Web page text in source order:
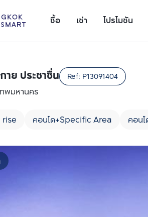
ซื้อ เช่า โปรโมชัน
าย ประชาชื่น Ref: P13091404
พมหานคร
rise คอนโด+Specific Area คอน